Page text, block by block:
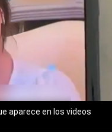
aparece en los videos